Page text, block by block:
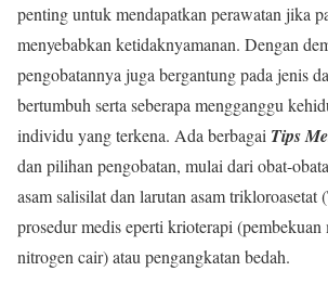
penting untuk mendapatkan perawatan jika
menyebabkan ketidaknyamanan. Dengan
pengobatannya juga bergantung pada jenis
bertumbuh serta seberapa mengganggu
individu yang terkena. Ada berbagai Tips
dan pilihan pengobatan, mulai dari obat-
asam salisilat dan larutan asam
prosedur medis eperti krioterapi (pembekuan
nitrogen cair) atau pengangkatan bedah.